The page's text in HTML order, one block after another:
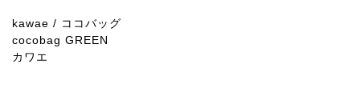
kawae / ココバッグ
cocobag GREEN
カワエ